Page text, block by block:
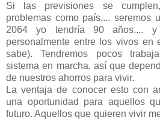
Si las previsiones se
problemas como país,... seremos
2064 yo tendría 90 años,...
personalmente entre los vivos en
sabe). Tendremos pocos
sistema en marcha, así que
de nuestros ahorros para vivir.
La ventaja de conocer esto con
una oportunidad para aquellos
futuro. Aquellos que quieren vivir